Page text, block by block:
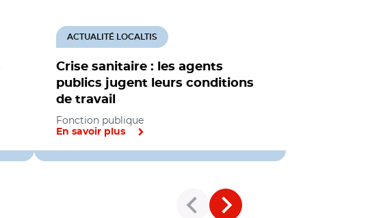
Crise sanitaire : les agents
publics jugent leurs conditions
de travail
ACTUALITÉ LOCALTIS
Fonction publique
En savoir plus